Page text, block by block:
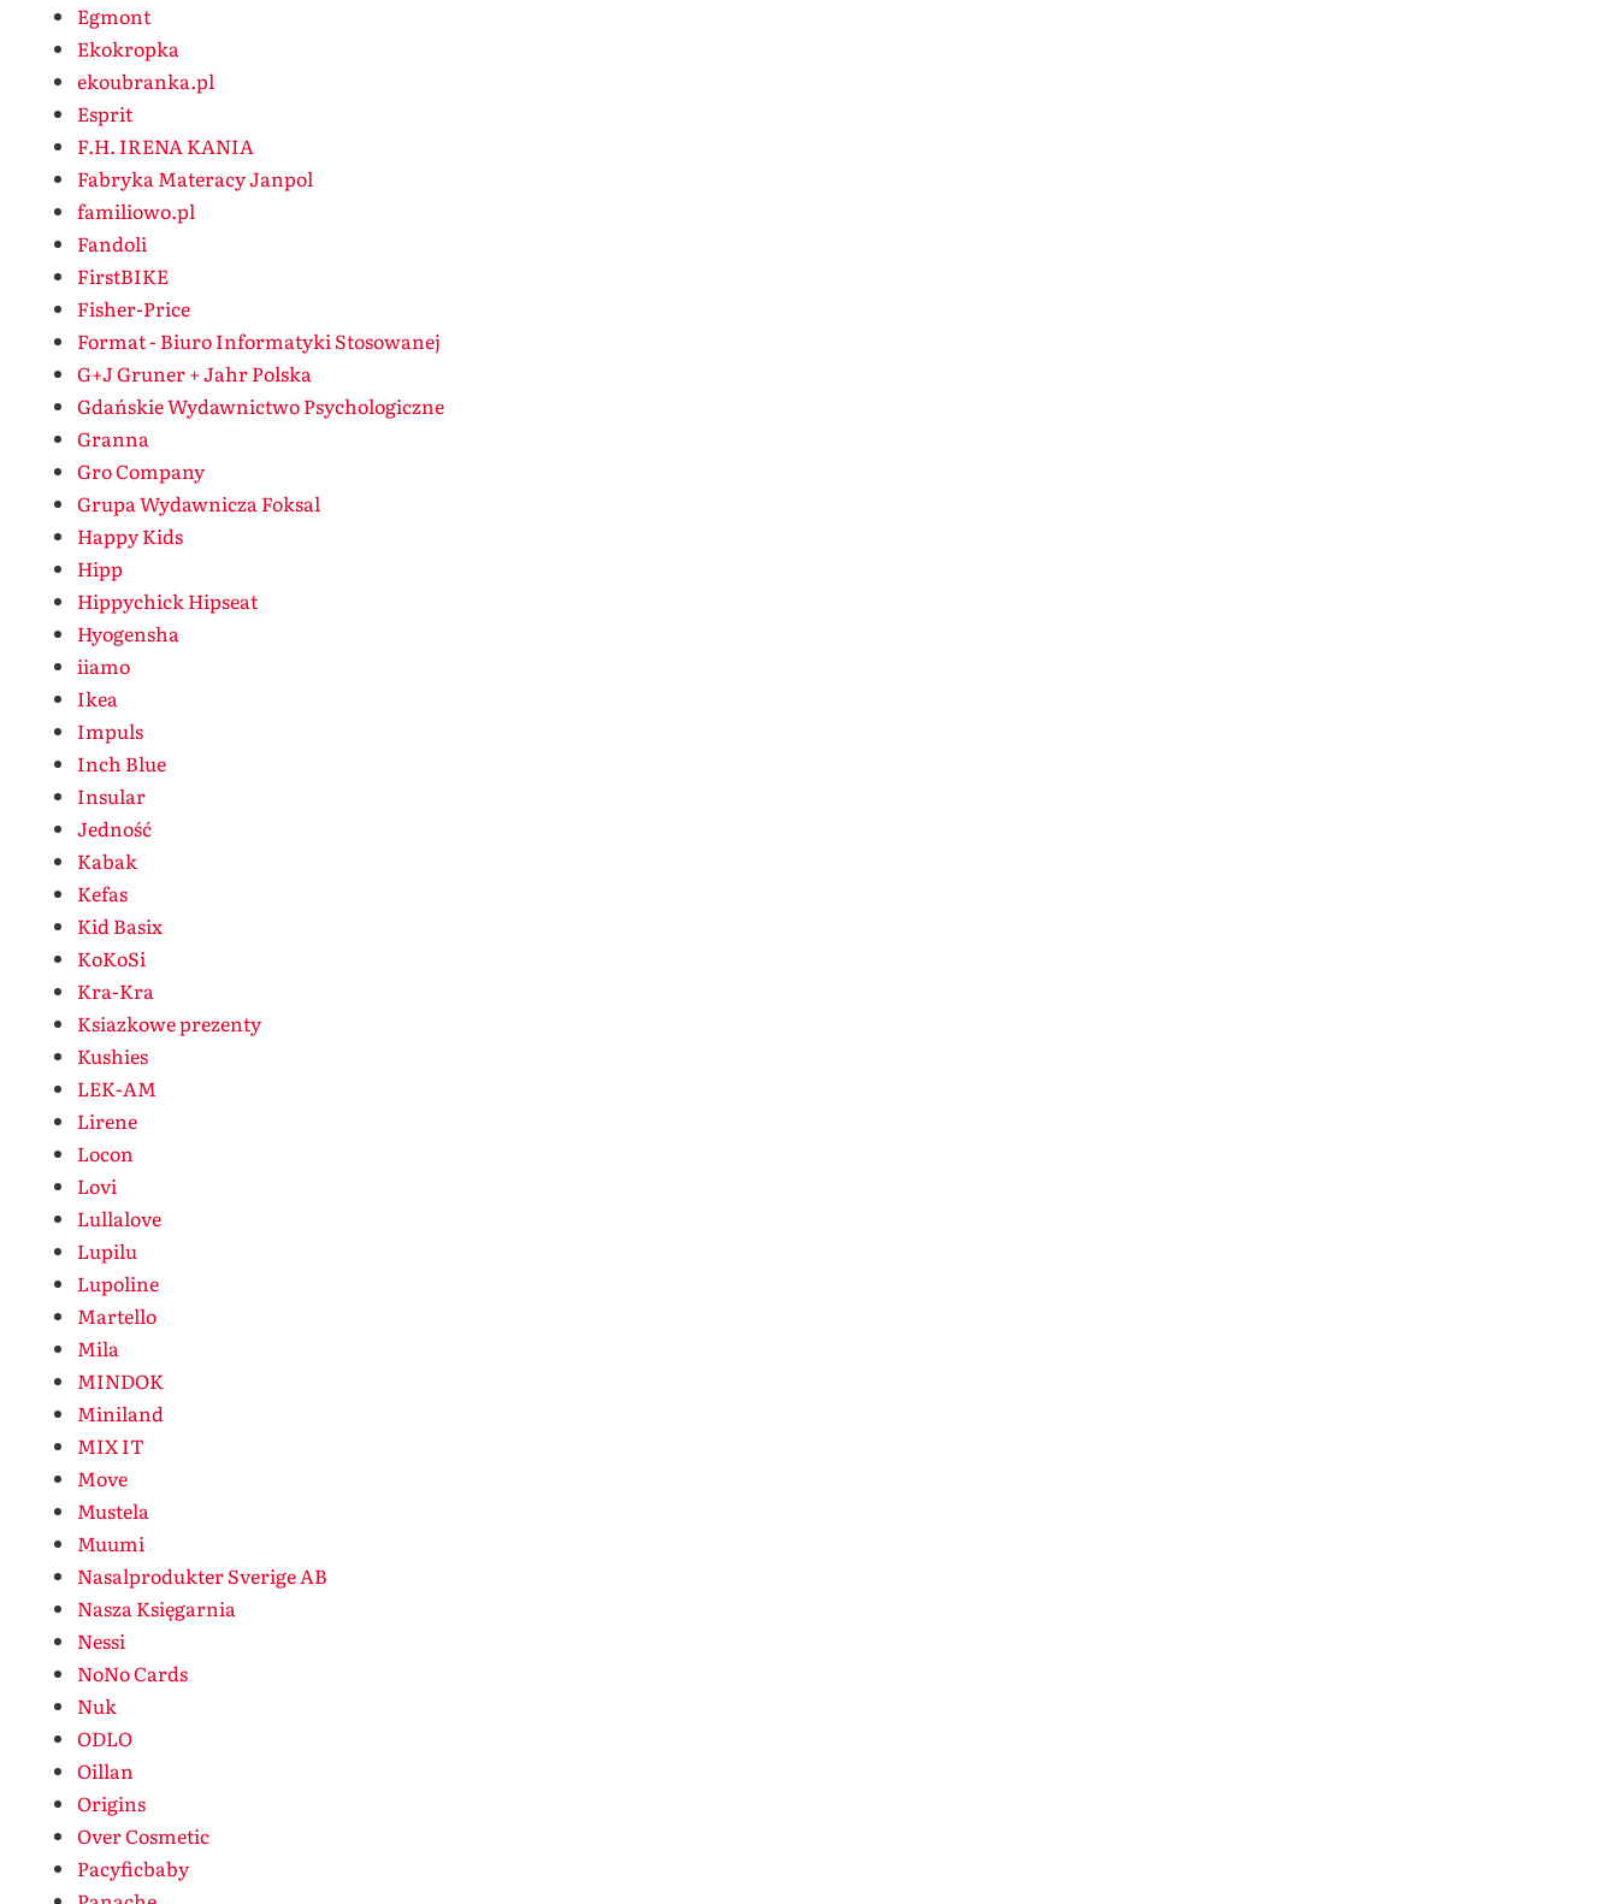
Egmont
Ekokropka
ekoubranka.pl
Esprit
F.H. IRENA KANIA
Fabryka Materacy Janpol
familiowo.pl
Fandoli
FirstBIKE
Fisher-Price
Format - Biuro Informatyki Stosowanej
G+J Gruner + Jahr Polska
Gdańskie Wydawnictwo Psychologiczne
Granna
Gro Company
Grupa Wydawnicza Foksal
Happy Kids
Hipp
Hippychick Hipseat
Hyogensha
iiamo
Ikea
Impuls
Inch Blue
Insular
Jedność
Kabak
Kefas
Kid Basix
KoKoSi
Kra-Kra
Ksiazkowe prezenty
Kushies
LEK-AM
Lirene
Locon
Lovi
Lullalove
Lupilu
Lupoline
Martello
Mila
MINDOK
Miniland
MIX IT
Move
Mustela
Muumi
Nasalprodukter Sverige AB
Nasza Księgarnia
Nessi
NoNo Cards
Nuk
ODLO
Oillan
Origins
Over Cosmetic
Pacyficbaby